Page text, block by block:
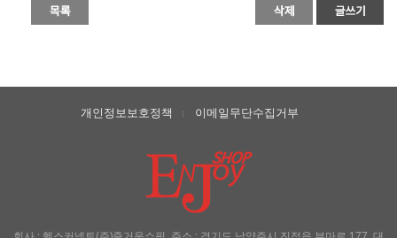
개인정보보호정책 l 이메일무단수집거부